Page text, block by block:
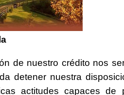
de nuestro crédito nos
detener nuestra
actitudes capaces de